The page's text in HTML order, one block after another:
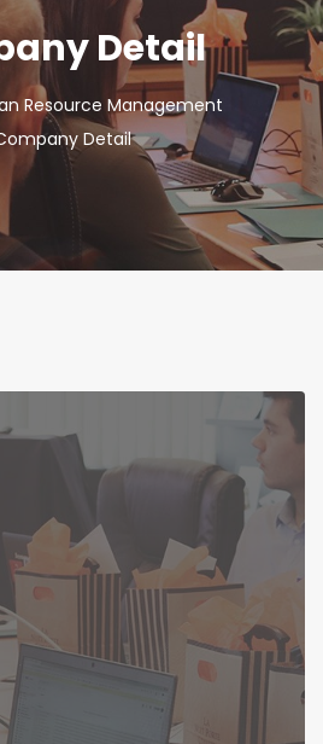
Detail
Resource Management
Detail